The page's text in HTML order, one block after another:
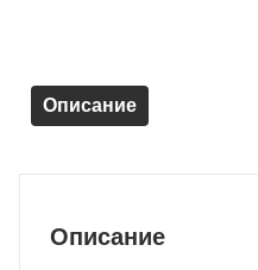
Описание
Описание